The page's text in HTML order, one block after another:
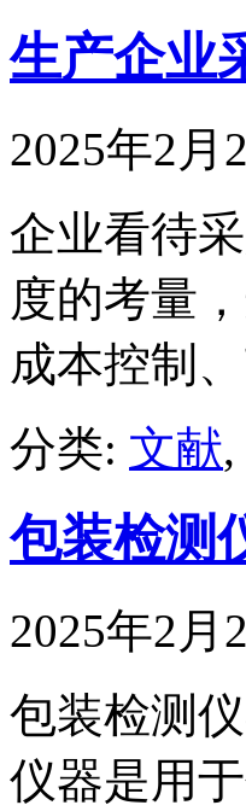
生产企业
2025年2月
企业看待
度的考量
成本控制
分类: 文献,
包装检测
2025年2月
包装检测
仪器是用